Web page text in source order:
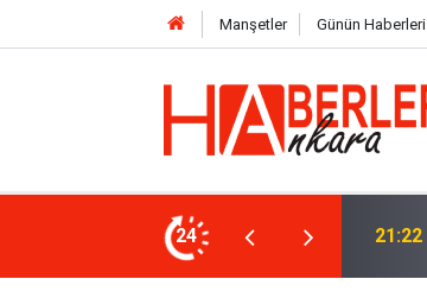
Manşetler Günün Haberleri
24
2026! Bayram Primi, Erzak Yardımı ve
12:33